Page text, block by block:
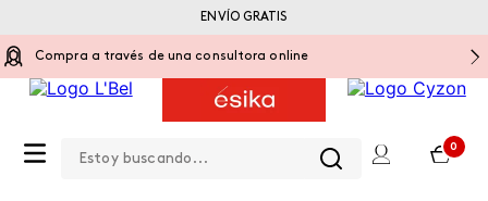
Compra a través de una consultora online
0
ENVÍO GRATIS